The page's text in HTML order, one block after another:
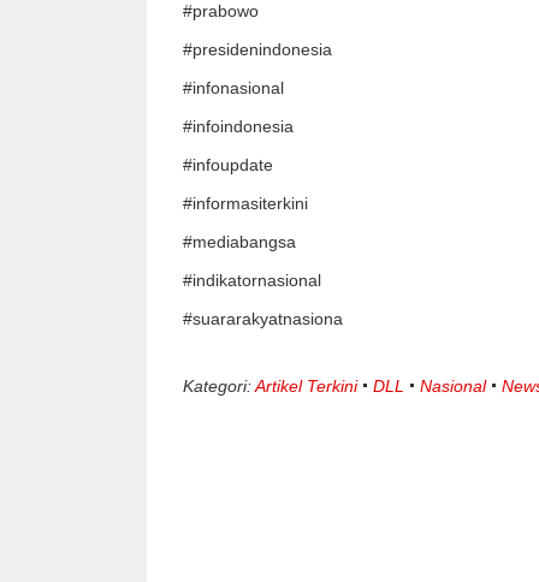
#prabowo
#presidenindonesia
#infonasional
#infoindonesia
#infoupdate
#informasiterkini
#mediabangsa
#indikatornasional
#suararakyatnasiona
Kategori:Artikel Terkini DLL Nasional